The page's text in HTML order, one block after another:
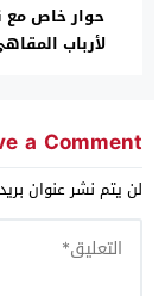
حوار خاص مع
لأرباب
a Comment
لن يتم نشر عنوان